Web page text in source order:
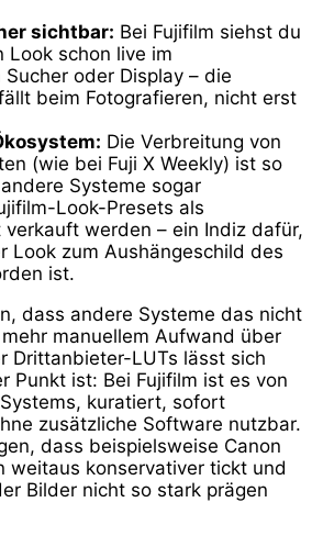
sichtbar: Bei Fujifilm siehst du
Look schon live im
oder Display – die
beim Fotografieren, nicht erst
Die Verbreitung von
(wie bei Fuji X Weekly) ist so
Systeme sogar
Look-Presets als
werden – ein Indiz dafür,
Look zum Aushängeschild des
ist.
dass andere Systeme das nicht
manuellem Aufwand über
Drittanbieter-LUTs lässt sich
Punkt ist: Bei Fujifilm ist es von
kuratiert, sofort
zusätzliche Software nutzbar.
dass beispielsweise Canon
weitaus konservativer tickt und
Bilder nicht so stark prägen